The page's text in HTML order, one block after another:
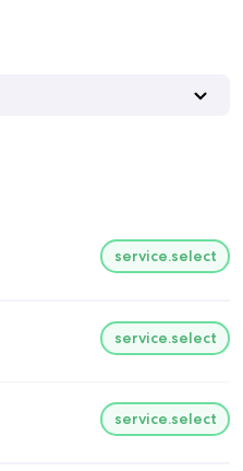
service.select
service.select
service.select